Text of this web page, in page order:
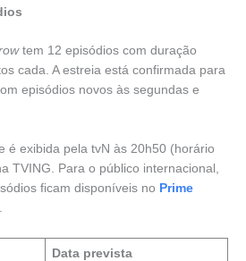
tem 12 episódios com duração
cada. A estreia está confirmada para
episódios novos às segundas e
é exibida pela tvN às 20h50 (horário
TVING. Para o público internacional,
ficam disponíveis no Prime
Data prevista